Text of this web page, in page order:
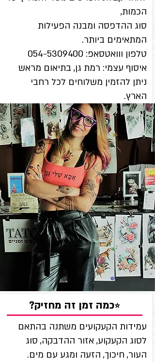
הכמות,
סוג ההדפסה ומבנה הפעילות
המתאימים ביותר.
טלפון ווואטסאפ: 054-5309400
איסוף עצמי: רמת גן, בתיאום מראש
ניתן להזמין משלוחים לכל רחבי
הארץ.
?כמה זמן זה מחזיק⭐
עמידות הקעקועים משתנה בהתאם
לסוג הקעקוע, אזור ההדבקה, סוג
העור, חיכוך, הזעה ומגע עם מים.